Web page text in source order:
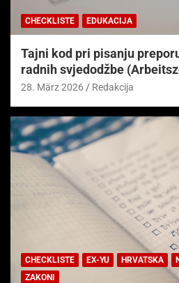
CHECKLISTE EDUKACIJA
Tajni kod pri pisanju
radnih svjedodžbe
28. März 2026 Redakcija
CHECKLISTE EX-YU HRVATSKA
ZAKONI